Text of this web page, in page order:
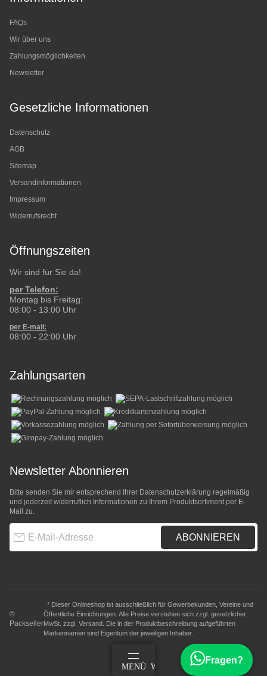
FAQs
Wir über uns
Zahlungsmöglichkeiten
Newsletter
Gesetzliche Informationen
Datenschutz
AGB
Sitemap
Versandinformationen
Impressum
Widerrufsrecht
Öffnungszeiten
Wir sind für Sie da!
per Telefon:
Montag bis Freitag:
08:00 - 13:00 Uhr
per E-mail:
08:00 - 22:00 Uhr
Zahlungsarten
Newsletter Abonnieren
Bitte senden Sie mir entsprechend Ihrer Datenschutzerklärung regelmäßig
und jederzeit widerruflich Informationen zu Ihrem Produktsortiment per E-
Mail zu.
ABONNIEREN
©
Packseller
* Dieser Onlineshop ist ausschließlich für Gewerbekunden, Vereine und
Öffentliche Einrichtungen. Alle Preise verstehen sich zzgl. gesetzlicher
MwSt. zzgl. Versand . Die in der Produktbeschreibung aufgeführten
Markennamen sind Eigentum der jeweiligen Inhaber.
MENÜ WARENKORB
Fragen?